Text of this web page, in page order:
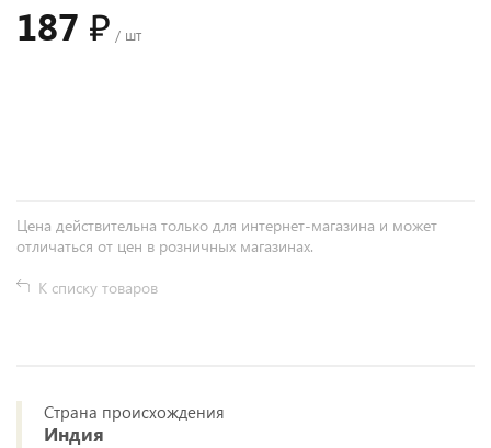
187 ₽ / шт
Цена действительна только для интернет-магазина и может
отличаться от цен в розничных магазинах.
К списку товаров
Страна происхождения
Индия